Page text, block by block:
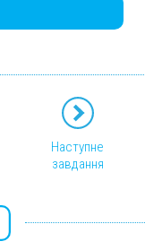
Наступне
завдання